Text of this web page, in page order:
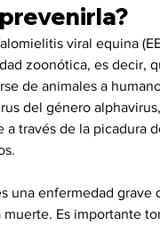
viral equina
zoonótica, es decir,
de animales a
del género
a través de la picadura
una enfermedad grave
muerte. Es importante